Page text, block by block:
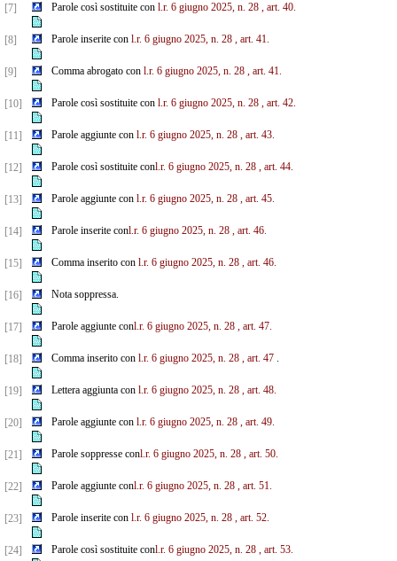
[7] Parole così sostituite con l.r. 6 giugno 2025, n. 28 , art. 40.
[8] Parole inserite con l.r. 6 giugno 2025, n. 28 , art. 41.
[9] Comma abrogato con l.r. 6 giugno 2025, n. 28 , art. 41.
[10] Parole così sostituite con l.r. 6 giugno 2025, n. 28 , art. 42.
[11] Parole aggiunte con l.r. 6 giugno 2025, n. 28 , art. 43.
[12] Parole così sostituite conl.r. 6 giugno 2025, n. 28 , art. 44.
[13] Parole aggiunte con l.r. 6 giugno 2025, n. 28 , art. 45.
[14] Parole inserite conl.r. 6 giugno 2025, n. 28 , art. 46.
[15] Comma inserito con l.r. 6 giugno 2025, n. 28 , art. 46.
[16] Nota soppressa.
[17] Parole aggiunte conl.r. 6 giugno 2025, n. 28 , art. 47.
[18] Comma inserito con l.r. 6 giugno 2025, n. 28 , art. 47.
[19] Lettera aggiunta con l.r. 6 giugno 2025, n. 28 , art. 48.
[20] Parole aggiunte con l.r. 6 giugno 2025, n. 28 , art. 49.
[21] Parole soppresse conl.r. 6 giugno 2025, n. 28 , art. 50.
[22] Parole aggiunte conl.r. 6 giugno 2025, n. 28 , art. 51.
[23] Parole inserite con l.r. 6 giugno 2025, n. 28 , art. 52.
[24] Parole così sostituite conl.r. 6 giugno 2025, n. 28 , art. 53.